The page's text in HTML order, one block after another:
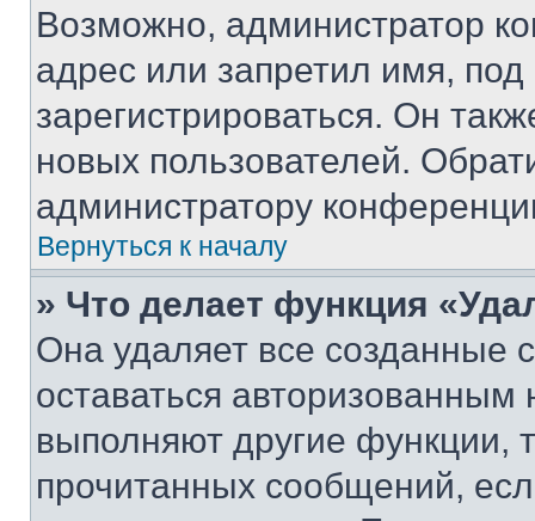
Возможно, администратор
адрес или запретил имя,
зарегистрироваться. Он
новых пользователей.
администратору
Вернуться к началу
» Что делает функция
Она удаляет все созданные
оставаться
выполняют другие функции,
прочитанных сообщений,